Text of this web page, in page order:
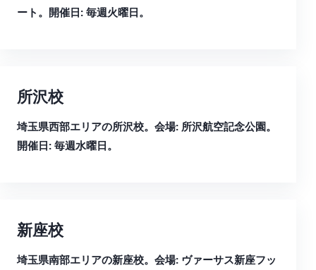
ート。開催日: 毎週火曜日。
所沢校
埼玉県西部エリアの所沢校。会場: 所沢航空記念公園。
開催日: 毎週水曜日。
新座校
埼玉県南部エリアの新座校。会場: ヴァーサス新座フッ